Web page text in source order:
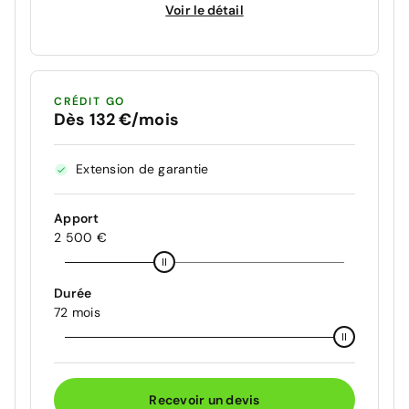
Voir le détail
CRÉDIT GO
Dès 132 €/mois
Extension de garantie
Apport
2 500 €
Durée
72 mois
Recevoir un devis